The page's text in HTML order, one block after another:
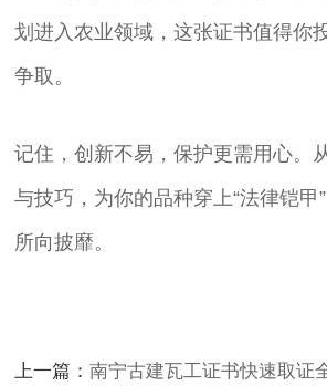
划进入农业领域，这张证书值得你
争取。
记住，创新不易，保护更需用心。
与技巧，为你的品种穿上“法律铠甲
所向披靡。
上一篇：南宁古建瓦工证书快速取证全攻略：从报